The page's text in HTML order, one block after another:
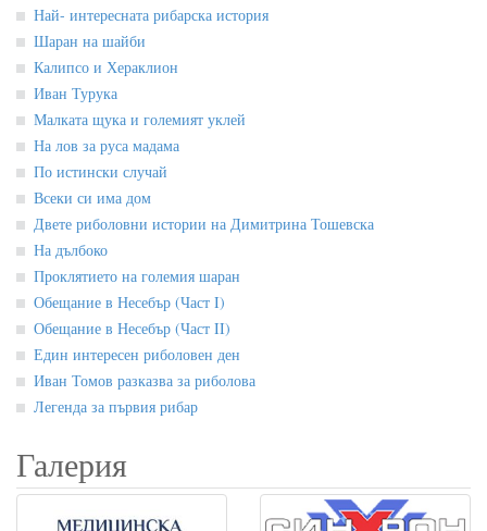
Най- интересната рибарска история
Шаран на шайби
Калипсо и Хераклион
Иван Турука
Малката щука и големият уклей
На лов за руса мадама
По истински случай
Всеки си има дом
Двете риболовни истории на Димитрина Тошевска
На дълбоко
Проклятието на големия шаран
Обещание в Несебър (Част I)
Обещание в Несебър (Част II)
Един интересен риболовен ден
Иван Томов разказва за риболова
Легенда за първия рибар
Галерия